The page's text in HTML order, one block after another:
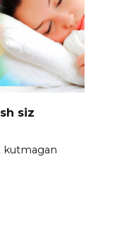
siz
kutmagan